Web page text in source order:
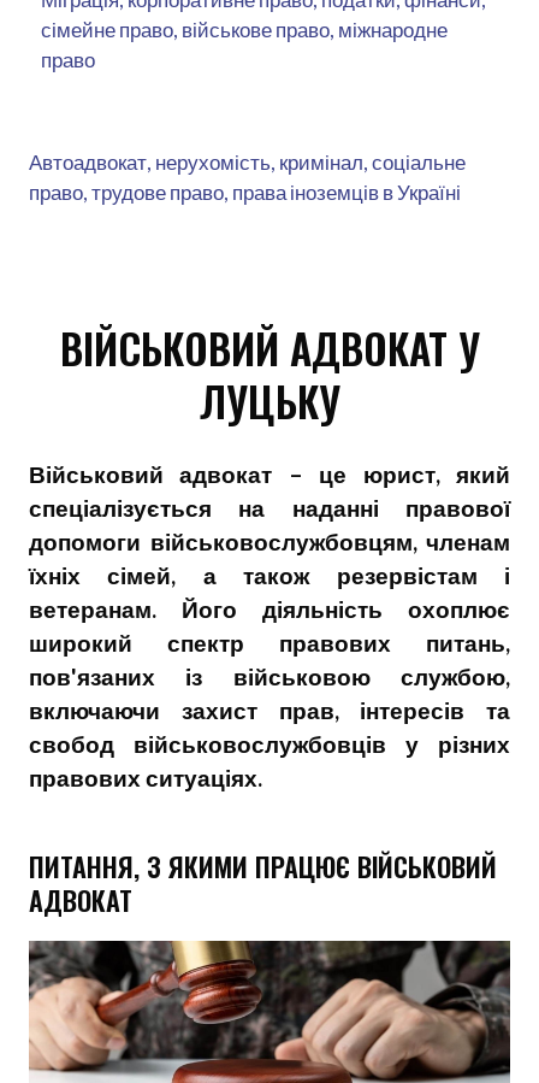
сімейне право, військове право, міжнародне
право
Автоадвокат, нерухомість, кримінал, соціальне
право, трудове право, права іноземців в Україні
ВІЙСЬКОВИЙ АДВОКАТ У
ЛУЦЬКУ
Військовий адвокат – це юрист, який
спеціалізується на наданні правової
допомоги військовослужбовцям, членам
їхніх сімей, а також резервістам і
ветеранам. Його діяльність охоплює
широкий спектр правових питань,
пов'язаних із військовою службою,
включаючи захист прав, інтересів та
свобод військовослужбовців у різних
правових ситуаціях.
ПИТАННЯ, З ЯКИМИ ПРАЦЮЄ ВІЙСЬКОВИЙ
АДВОКАТ